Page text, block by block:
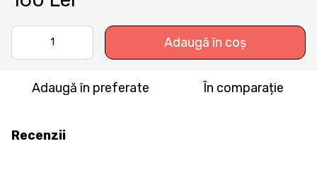
Adaugă în coș
Adaugă în preferate În comparație
Recenzii